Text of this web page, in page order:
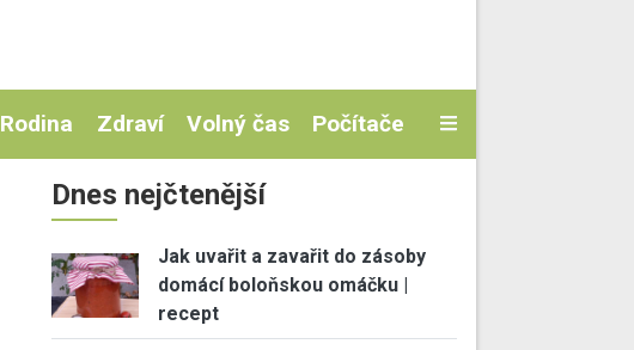
Rodina Zdraví Volný čas Počítače
Dnes nejčtenější
Jak uvařit a zavařit do zásoby
domácí boloňskou omáčku |
recept